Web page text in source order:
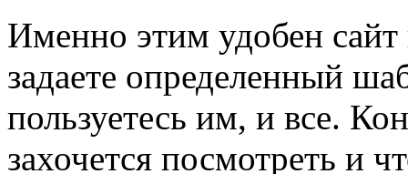
Именно этим удобен
задаете определенный
пользуетесь им, и все.
захочется посмотреть и